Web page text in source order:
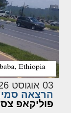
03 אוגוסט 2026
הרצאה
פוליקאפ